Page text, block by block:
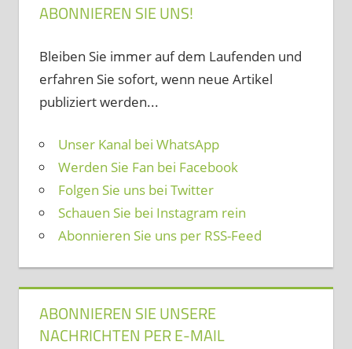
ABONNIEREN SIE UNS!
Bleiben Sie immer auf dem Laufenden und
erfahren Sie sofort, wenn neue Artikel
publiziert werden...
Unser Kanal bei WhatsApp
Werden Sie Fan bei Facebook
Folgen Sie uns bei Twitter
Schauen Sie bei Instagram rein
Abonnieren Sie uns per RSS-Feed
ABONNIEREN SIE UNSERE
NACHRICHTEN PER E-MAIL